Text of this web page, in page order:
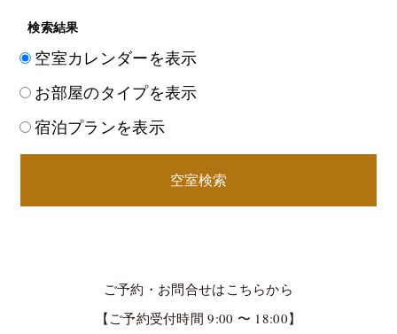
検索結果
空室カレンダーを表示
お部屋のタイプを表示
宿泊プランを表示
空室検索
ご予約・お問合せはこちらから
【ご予約受付時間 9:00 〜 18:00】